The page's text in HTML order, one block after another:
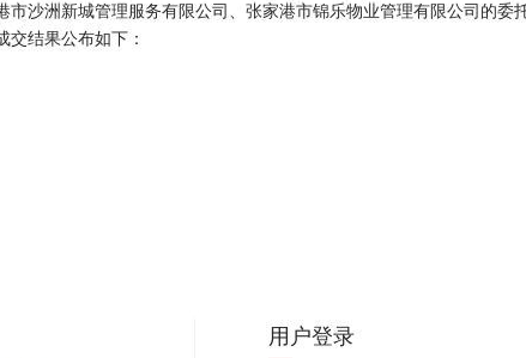
沙洲新城管理服务有限公司、张家港市锦乐物业管理有限公司的委
结果公布如下：
用户登录